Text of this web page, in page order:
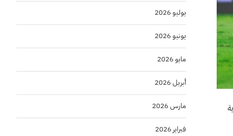
يوليو 2026
يونيو 2026
مايو 2026
أبريل 2026
مارس 2026
فبراير 2026